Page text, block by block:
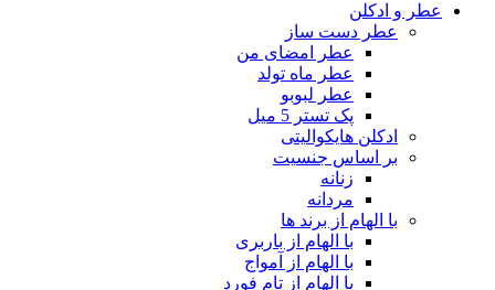
عطر و ادکلن
عطر دست ساز
عطر امضای من
عطر ماه تولد
عطر لبوبو
پک تستر 5 میل
ادکلن هایکوالیتی
بر اساس جنسیت
زنانه
مردانه
با الهام از برند ها
با الهام از باربری
با الهام از آمواج
با الهام از تام فورد